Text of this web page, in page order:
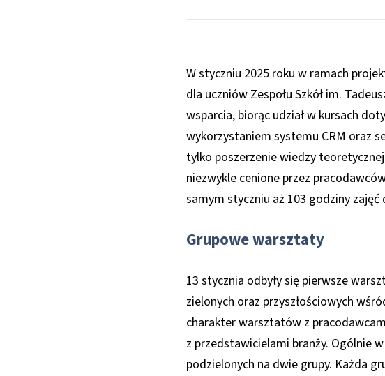
W styczniu 2025 roku w ramach
dla uczniów Zespołu Szkół im.
wsparcia, biorąc udział w kursach
wykorzystaniem systemu CRM oraz
tylko poszerzenie wiedzy
niezwykle cenione przez
samym styczniu aż 103 godziny zajęć
Grupowe warsztaty
13 stycznia odbyły się pierwsze
zielonych oraz przyszłościowych
charakter warsztatów z
z przedstawicielami branży. Ogólnie
podzielonych na dwie grupy. Każda